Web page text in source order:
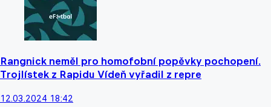
Rangnick neměl pro homofobní popěvky pochopení.
Trojlístek z Rapidu Vídeň vyřadil z repre
12.03.2024 18:42